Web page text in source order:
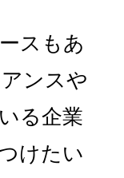
スもあ
ンスや
る企業
けたい